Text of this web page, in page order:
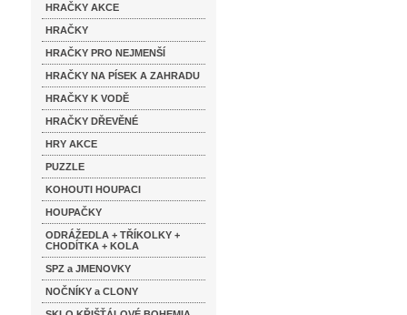
HRAČKY AKCE
HRAČKY
HRAČKY PRO NEJMENŠÍ
HRAČKY NA PÍSEK A ZAHRADU
HRAČKY K VODĚ
HRAČKY DŘEVĚNÉ
HRY AKCE
PUZZLE
KOHOUTI HOUPACI
HOUPAČKY
ODRÁŽEDLA + TŘÍKOLKY +
CHODÍTKA + KOLA
SPZ a JMENOVKY
NOČNÍKY a CLONY